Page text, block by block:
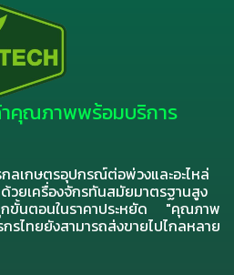
คุณภาพพร้อมบริการ
ลเกษตรอุปกรณ์ต่อพ่วงและอะไหล่
ยเครื่องจักรทันสมัยมาตรฐานสูง
กขั้นตอนในราคาประหยัด "คุณภาพ
ไทยยังสามารถส่งขายไปไกลหลาย